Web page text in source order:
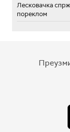
Лесковачка
пореклом